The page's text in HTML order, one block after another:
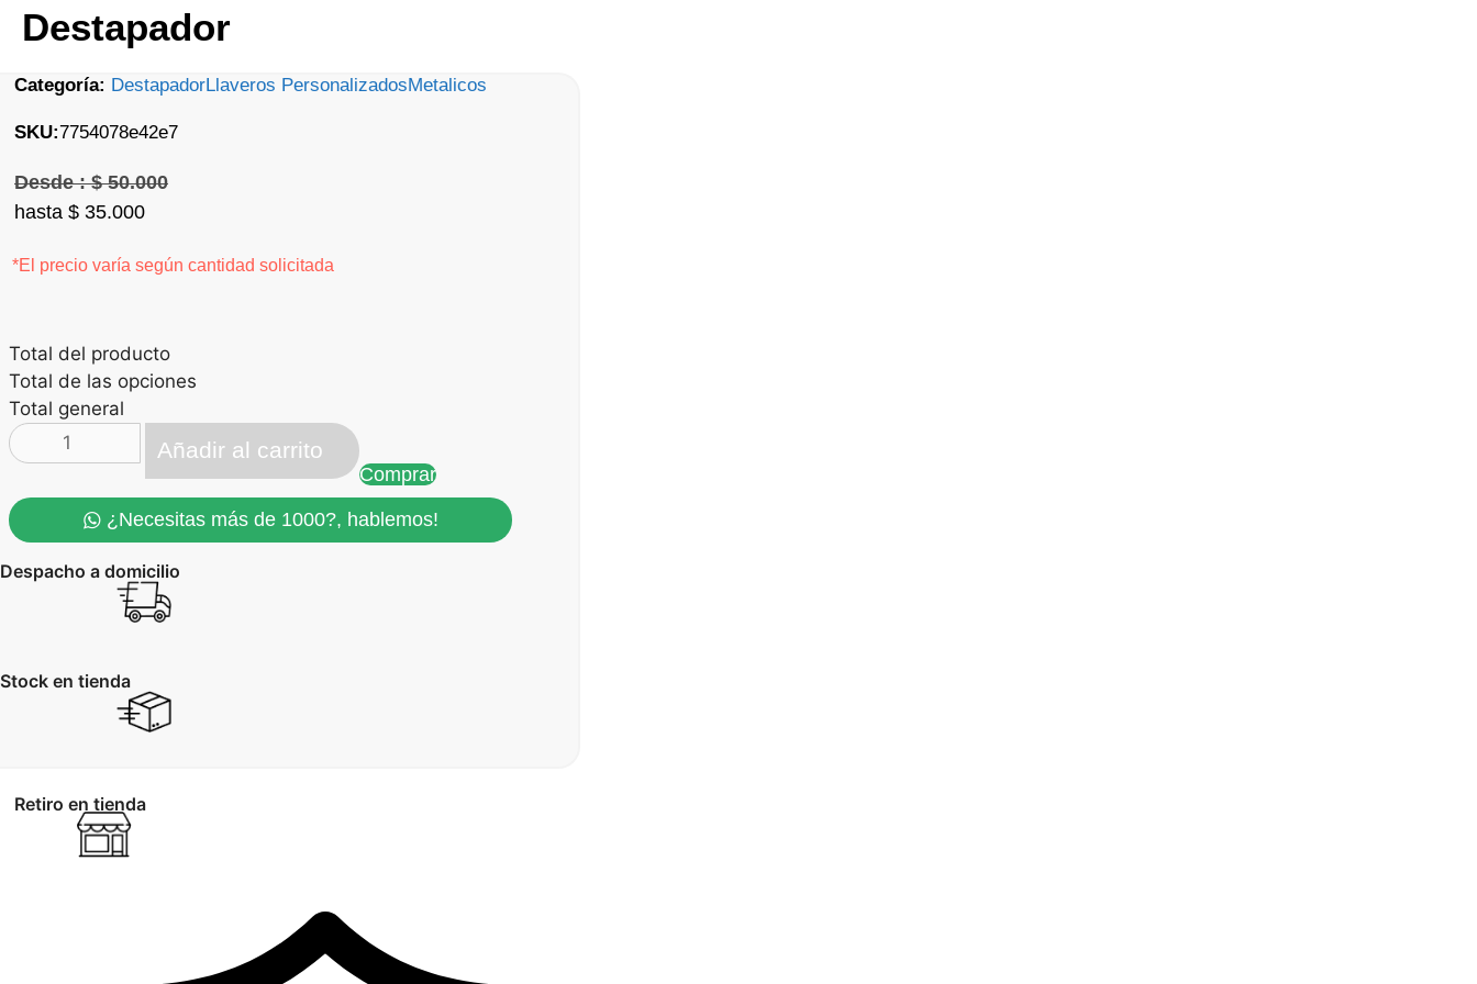
Destapador
Categoría: DestapadorLlaveros PersonalizadosMetalicos
SKU:7754078e42e7
$50.000
$ 35.000
*El precio varía según cantidad solicitada
Total del producto
Total de las opciones
Total general
Llavero
Corta
Destapador
cantidad
Añadir al carrito
Comprar
¿Necesitas más de 1000?, hablemos!
Despacho a domicilio
Stock en tienda
Retiro en tienda